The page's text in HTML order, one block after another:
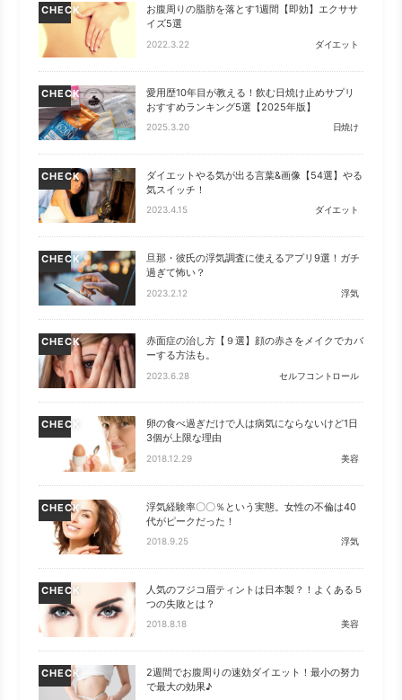
CHECK
お腹周りの脂肪を落とす1週間【即効】エクササ
イズ5選
2022.3.22 ダイエット
CHECK
愛用歴10年目が教える！飲む日焼け止めサプリ
おすすめランキング5選【2025年版】
2025.3.20 日焼け
CHECK
ダイエットやる気が出る言葉&画像【54選】やる
気スイッチ！
2023.4.15 ダイエット
CHECK
旦那・彼氏の浮気調査に使えるアプリ9選！ガチ
過ぎて怖い？
2023.2.12 浮気
CHECK
赤面症の治し方【９選】顔の赤さをメイクでカバ
ーする方法も。
2023.6.28 セルフコントロール
CHECK
卵の食べ過ぎだけで人は病気にならないけど1日
3個が上限な理由
2018.12.29 美容
CHECK
浮気経験率〇〇％という実態。女性の不倫は40
代がピークだった！
2018.9.25 浮気
CHECK
人気のフジコ眉ティントは日本製？！よくある５
つの失敗とは？
2018.8.18 美容
CHECK
2週間でお腹周りの速効ダイエット！最小の努力
で最大の効果♪